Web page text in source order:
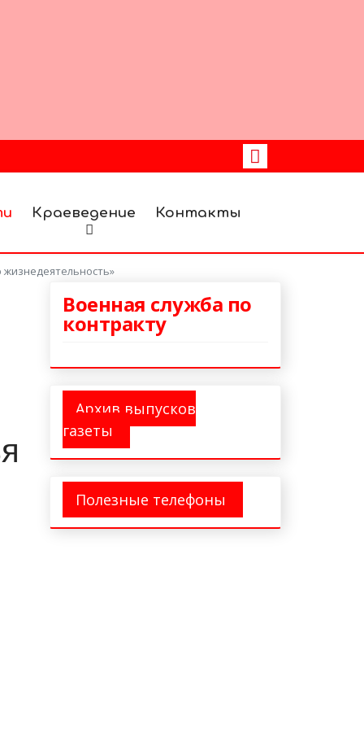
Краеведение Контакты
Военная служба по
контракту
Архив выпусков
газеты
Полезные телефоны